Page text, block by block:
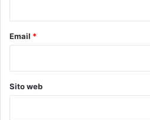
l
Email *
Sito web